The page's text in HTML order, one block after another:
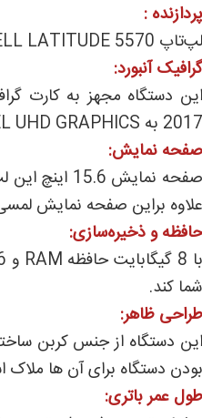
پردازنده :
لپ‌تاپ DELL LATITUDE 5570 مجهز به پردازنده I5 نسل[6] میباشد و جزو دسته دستگاهای مهندسی به شمار می رود.
گرافیک آنبورد:
2017 به INTEL UHD GRAPHICS تغییر نام داده است.
صفحه نمایش:
علاوه براین صفحه نمایش
حافظه و ذخیره‌سازی:
شما کند.
طراحی ظاهر:
این دستگاه از جنس کربن
بودن دستگاه برای آن ها
طول عمر باتری: